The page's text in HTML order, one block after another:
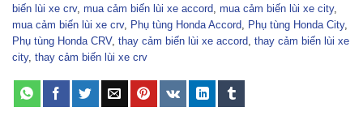
biến lùi xe crv, mua cảm biến lùi xe accord, mua cảm biến lùi xe city,
mua cảm biến lùi xe crv, Phụ tùng Honda Accord, Phụ tùng Honda City,
Phụ tùng Honda CRV, thay cảm biến lùi xe accord, thay cảm biến lùi xe
city, thay cảm biến lùi xe crv